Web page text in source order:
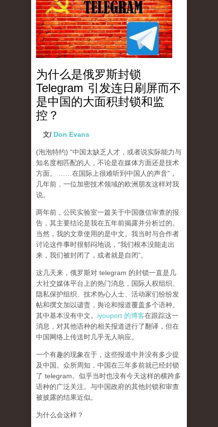
为什么是俄罗斯封锁
Telegram 引发连日刷屏而不
是中国的大面积封锁和监
控？
文/ Don Evans
(泡泡特约) “中国太缺乏人才，或者说实际能力与
知名度相匹配的人，不论是在媒体方面还是技术
方面。 ……在国际上很难听到中国人的声音”，
几年前，一位加密技术领域的欧洲朋友这样对我
说。
两年前，公民实验室一篇关于中国微信审查的报
告，其主要结论是我在五年前揭露并分析过的。
当然，我的文章使用的是中文。我当时与合作者
讨论这件事时很郁闷地说，“我们根本没能走出
来，我们被封闭了，或者就是自闭”。
这几天来，俄罗斯对 telegram 的封锁一直是几
大社交媒体平台上的热门消息，国际人权组织、
隐私保护组织、技术热心人士、活动家们纷纷发
帖和撰文加以谴责，舆论和报道覆盖多个语种。
其中基本没有中文。 iyouport 的博客在跟踪这一
消息，对其他语种的相关报道进行了翻译，但在
中国网络上传送时几乎无人响应。
一个有趣的现象在于，这些报道中并没有多少提
及中国。众所周知，中国在三年多前就已经封锁
了 telegram。似乎当时也没有今天这样的横跨多
语种的广泛关注。与中国政府的其他封锁和审查
被披露的结果近似。
为什么会这样？